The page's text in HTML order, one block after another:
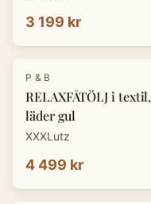
3 199 kr
P & B
RELAXFÅTÖLJ i textil,
läder gul
XXXLutz
4 499 kr